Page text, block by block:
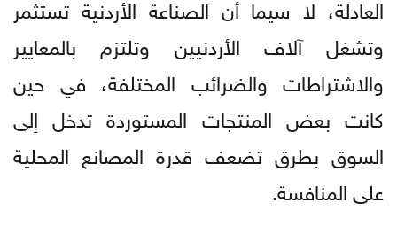
العادلة، لا سيما أن الصناعة الأردنية تستثمر
وتشغل آلاف الأردنيين وتلتزم بالمعايير
والاشتراطات والضرائب المختلفة، في حين
كانت بعض المنتجات المستوردة تدخل إلى
السوق بطرق تضعف قدرة المصانع المحلية
على المنافسة.